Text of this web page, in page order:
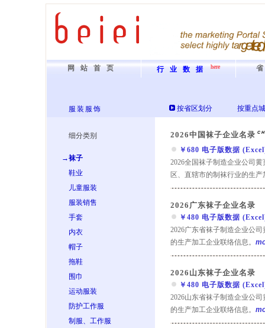
网站首页 行业数据 here
服装服饰 按省区划分 按重点
细分类别
→袜子
鞋业
儿童服装
服装销售
手套
内衣
帽子
拖鞋
围巾
运动服装
防护工作服
制服、工作服
2026中国袜子企业名录
￥680 电子版数据
2026全国袜子制造企业公司
区、直辖市的制袜行业的生
2026广东袜子企业名录
￥480 电子版数据
2026广东省袜子制造企业公
的生产加工企业联络信息。
2026山东袜子企业名录
￥480 电子版数据
2026山东省袜子制造企业公
的生产加工企业联络信息。